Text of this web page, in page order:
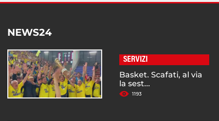
NEWS24
SERVIZI
Basket. Scafati, al via
la sest...
1193